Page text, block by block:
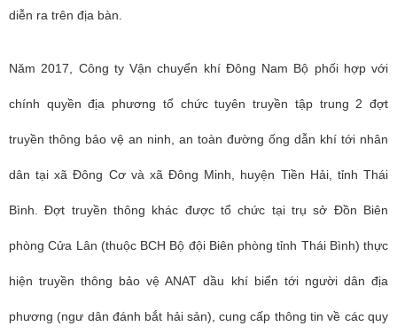
diễn ra trên địa bàn.
Năm 2017, Công ty Vận chuyển khí Đông Nam Bộ phối hợp với
chính quyền địa phương tổ chức tuyên truyền tập trung 2 đợt
truyền thông bảo vệ an ninh, an toàn đường ống dẫn khí tới nhân
dân tại xã Đông Cơ và xã Đông Minh, huyện Tiền Hải, tỉnh Thái
Bình. Đợt truyền thông khác được tổ chức tại trụ sở Đồn Biên
phòng Cửa Lân (thuộc BCH Bộ đội Biên phòng tỉnh Thái Bình) thực
hiện truyền thông bảo vệ ANAT dầu khí biển tới người dân địa
phương (ngư dân đánh bắt hải sản), cung cấp thông tin về các quy